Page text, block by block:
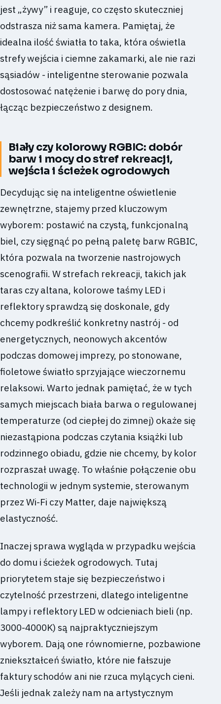
jest „żywy” i reaguje, co często skuteczniej
odstrasza niż sama kamera. Pamiętaj, że
idealna ilość światła to taka, która oświetla
strefy wejścia i ciemne zakamarki, ale nie razi
sąsiadów - inteligentne sterowanie pozwala
dostosować natężenie i barwę do pory dnia,
łącząc bezpieczeństwo z designem.
Biały czy kolorowy RGBIC: dobór
barw i mocy do stref rekreacji,
wejścia i ścieżek ogrodowych
Decydując się na inteligentne oświetlenie
zewnętrzne, stajemy przed kluczowym
wyborem: postawić na czystą, funkcjonalną
biel, czy sięgnąć po pełną paletę barw RGBIC,
która pozwala na tworzenie nastrojowych
scenografii. W strefach rekreacji, takich jak
taras czy altana, kolorowe taśmy LED i
reflektory sprawdzą się doskonale, gdy
chcemy podkreślić konkretny nastrój - od
energetycznych, neonowych akcentów
podczas domowej imprezy, po stonowane,
fioletowe światło sprzyjające wieczornemu
relaksowi. Warto jednak pamiętać, że w tych
samych miejscach biała barwa o regulowanej
temperaturze (od ciepłej do zimnej) okaże się
niezastąpiona podczas czytania książki lub
rodzinnego obiadu, gdzie nie chcemy, by kolor
rozpraszał uwagę. To właśnie połączenie obu
technologii w jednym systemie, sterowanym
przez Wi-Fi czy Matter, daje największą
elastyczność.
Inaczej sprawa wygląda w przypadku wejścia
do domu i ścieżek ogrodowych. Tutaj
priorytetem staje się bezpieczeństwo i
czytelność przestrzeni, dlatego inteligentne
lampy i reflektory LED w odcieniach bieli (np.
3000-4000K) są najpraktyczniejszym
wyborem. Dają one równomierne, pozbawione
zniekształceń światło, które nie fałszuje
faktury schodów ani nie rzuca mylących cieni.
Jeśli jednak zależy nam na artystycznym